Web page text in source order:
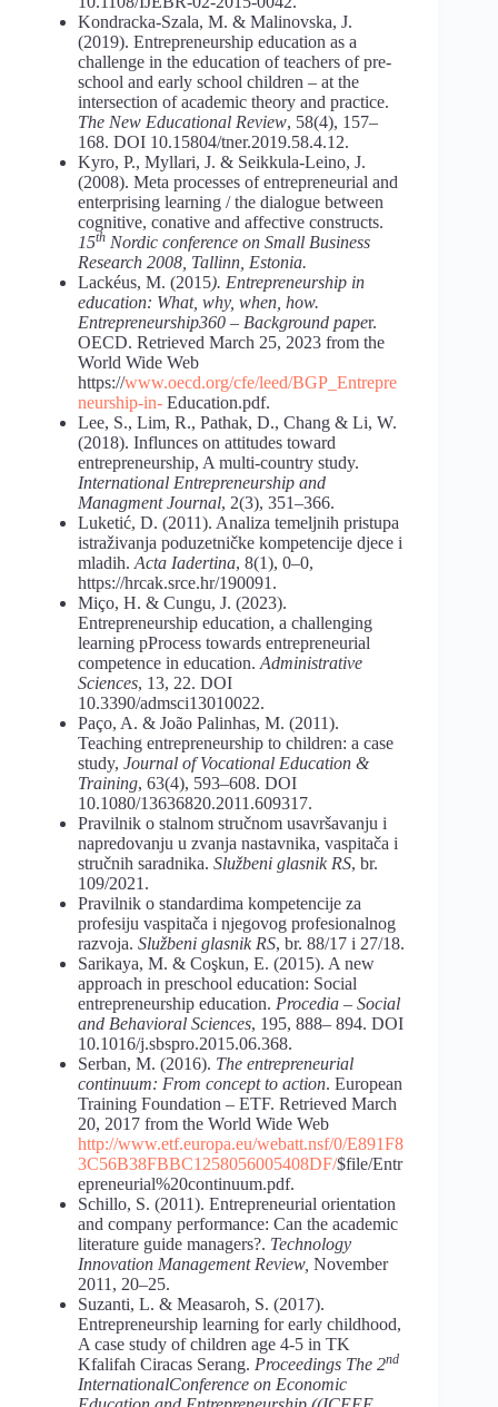
Kondracka-Szala, M. & Malinovska, J.
(2019). Entrepreneurship education as a
challenge in the education of teachers of pre-
school and early school children – at the
intersection of academic theory and practice.
The New Educational Review, 58(4), 157–
168. DOI 10.15804/tner.2019.58.4.12.
Kyro, P., Myllari, J. & Seikkula-Leino, J.
(2008). Meta processes of entrepreneurial and
enterprising learning / the dialogue between
cognitive, conative and affective constructs.
15th Nordic conference on Small Business
Research 2008, Tallinn, Estonia.
Lackéus, M. (2015). Entrepreneurship in
education: What, why, when, how.
Entrepreneurship360 – Background paper.
OECD. Retrieved March 25, 2023 from the
World Wide Web
https://www.oecd.org/cfe/leed/BGP_Entrepre
neurship-in- Education.pdf.
Lee, S., Lim, R., Pathak, D., Chang & Li, W.
(2018). Influnces on attitudes toward
entrepreneurship, A multi-country study.
International Entrepreneurship and
Managment Journal, 2(3), 351–366.
Luketić, D. (2011). Analiza temeljnih pristupa
istraživanja poduzetničke kompetencije djece i
mladih. Acta Iadertina, 8(1), 0–0,
https://hrcak.srce.hr/190091.
Miço, H. & Cungu, J. (2023).
Entrepreneurship education, a challenging
learning pProcess towards entrepreneurial
competence in education. Administrative
Sciences, 13, 22. DOI
10.3390/admsci13010022.
Paço, A. & João Palinhas, M. (2011).
Teaching entrepreneurship to children: a case
study, Journal of Vocational Education &
Training, 63(4), 593–608. DOI
10.1080/13636820.2011.609317.
Pravilnik o stalnom stručnom usavršavanju i
napredovanju u zvanja nastavnika, vaspitača i
stručnih saradnika. Službeni glasnik RS, br.
109/2021.
Pravilnik o standardima kompetencije za
profesiju vaspitača i njegovog profesionalnog
razvoja. Službeni glasnik RS, br. 88/17 i 27/18.
Sarikaya, M. & Coşkun, E. (2015). A new
approach in preschool education: Social
entrepreneurship education. Procedia – Social
and Behavioral Sciences, 195, 888– 894. DOI
10.1016/j.sbspro.2015.06.368.
Serban, M. (2016). The entrepreneurial
continuum: From concept to action. European
Training Foundation – ETF. Retrieved March
20, 2017 from the World Wide Web
http://www.etf.europa.eu/webatt.nsf/0/E891F8
3C56B38FBBC1258056005408DF/$file/Entr
epreneurial%20continuum.pdf.
Schillo, S. (2011). Entrepreneurial orientation
and company performance: Can the academic
literature guide managers?. Technology
Innovation Management Review, November
2011, 20–25.
Suzanti, L. & Measaroh, S. (2017).
Entrepreneurship learning for early childhood,
A case study of children age 4-5 in TK
Kfalifah Ciracas Serang. Proceedings The 2nd
InternationalConference on Economic